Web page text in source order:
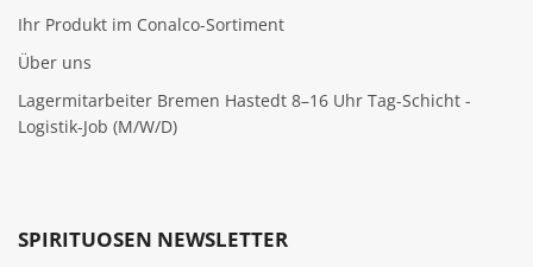
Ihr Produkt im Conalco-Sortiment
Über uns
Lagermitarbeiter Bremen Hastedt 8–16 Uhr Tag-Schicht -
Logistik-Job (M/W/D)
SPIRITUOSEN NEWSLETTER